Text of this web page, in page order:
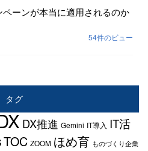
ーンが本当に適用されるのか
54件のビュー
タグ
DX推進 Gemini IT導入 IT活
TOC ZOOM ほめ育 ものづくり企業